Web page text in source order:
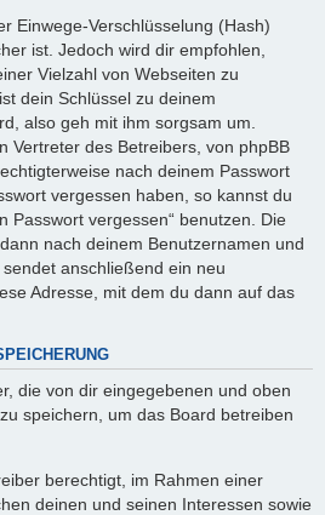
Einwege-Verschlüsselung (Hash)
ist. Jedoch wird dir empfohlen,
Vielzahl von Webseiten zu
dein Schlüssel zu deinem
also geh mit ihm sorgsam um.
Vertreter des Betreibers, von phpBB
nach deinem Passwort
vergessen haben, so kannst du
Passwort vergessen“ benutzen. Die
nach deinem Benutzernamen und
anschließend ein neu
Adresse, mit dem du dann auf das
die von dir eingegebenen und oben
speichern, um das Board betreiben
berechtigt, im Rahmen einer
deinen und seinen Interessen sowie